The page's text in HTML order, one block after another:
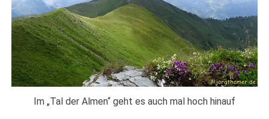
Im „Tal der Almen“ geht es auch mal hoch hinauf